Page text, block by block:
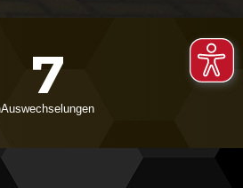
7
Auswechselungen